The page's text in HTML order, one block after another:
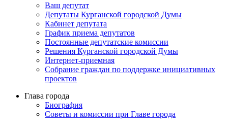
Ваш депутат
Депутаты Курганской городской Думы
Кабинет депутата
График приема депутатов
Постоянные депутатские комиссии
Решения Курганской городской Думы
Интернет-приемная
Собрание граждан по поддержке инициативных
проектов
Глава города
Биография
Советы и комиссии при Главе города